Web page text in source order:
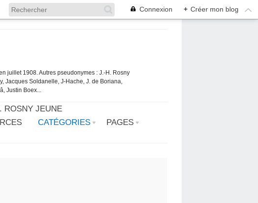
Connexion + Créer mon blog
juillet 1908. Autres pseudonymes : J.-H. Rosny
Jacques Soldanelle, J-Hache, J. de Boriana,
Justin Boex...
ROSNY JEUNE
CATÉGORIES
PAGES